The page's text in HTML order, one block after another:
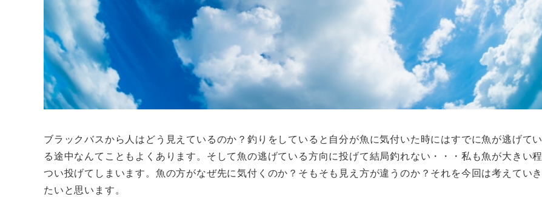
ブラックバスから人はどう見えているのか？釣りをしていると自分が魚に気付いた時にはすでに魚が逃げてい
る途中なんてこともよくあります。そして魚の逃げている方向に投げて結局釣れない・・・私も魚が大きい程
つい投げてしまいます。魚の方がなぜ先に気付くのか？そもそも見え方が違うのか？それを今回は考えていき
たいと思います。